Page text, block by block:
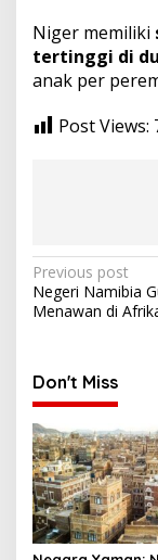
Niger memiliki
tertinggi di
anak per
Post Views:
Post
Previous post
Negeri Namibia
Menawan di
Don't Miss